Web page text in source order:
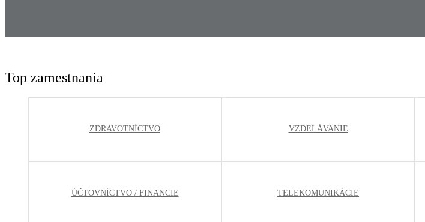
Top zamestnania
ZDRAVOTNÍCTVO VZDELÁVANIE
ÚČTOVNÍCTVO / FINANCIE TELEKOMUNIKÁCIE